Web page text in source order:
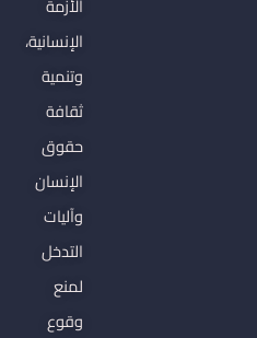
الأزمة
الإنسانية،
وتنمية
ثقافة
حقوق
الإنسان
وآليات
التدخل
لمنع
وقوع